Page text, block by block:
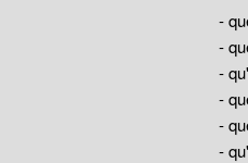
-
-
-
-
-
-